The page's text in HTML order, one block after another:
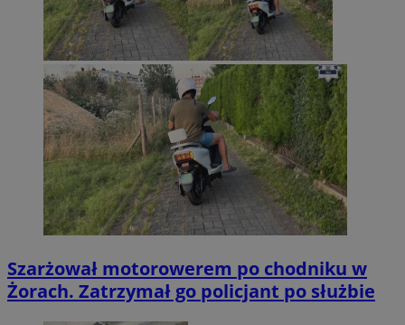
Szarżował motorowerem po chodniku w
Żorach. Zatrzymał go policjant po służbie